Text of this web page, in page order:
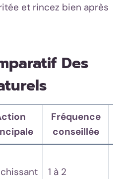
et rincez bien après
Des
Fréquence
conseillée
1 à 2